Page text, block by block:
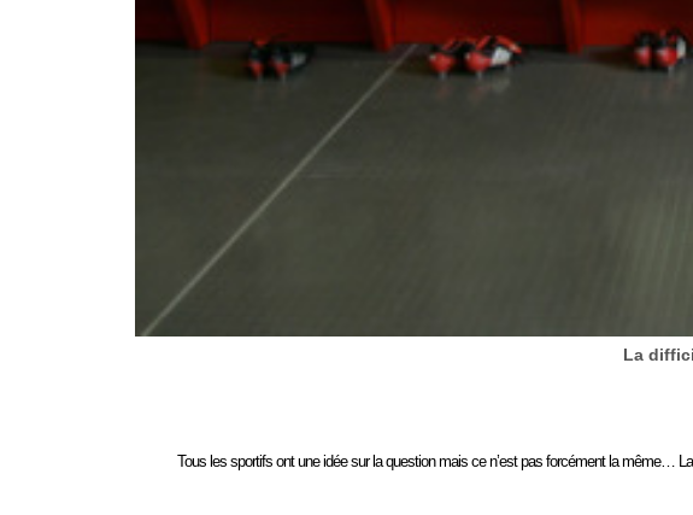
La
Tous les sportifs ont une idée sur la question mais ce n’est pas forcément la même…